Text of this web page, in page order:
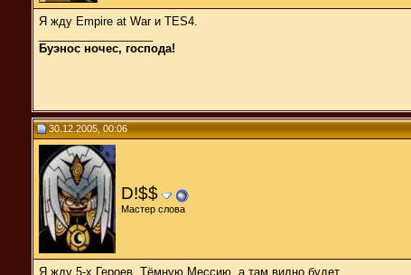
Я жду Empire at War и TES4.
Буэнос ночес, господа!
30.12.2005, 00:06
D!$$
Мастер слова
Я жду 5-х Героев, Тёмную Мессию, а там видно будет.